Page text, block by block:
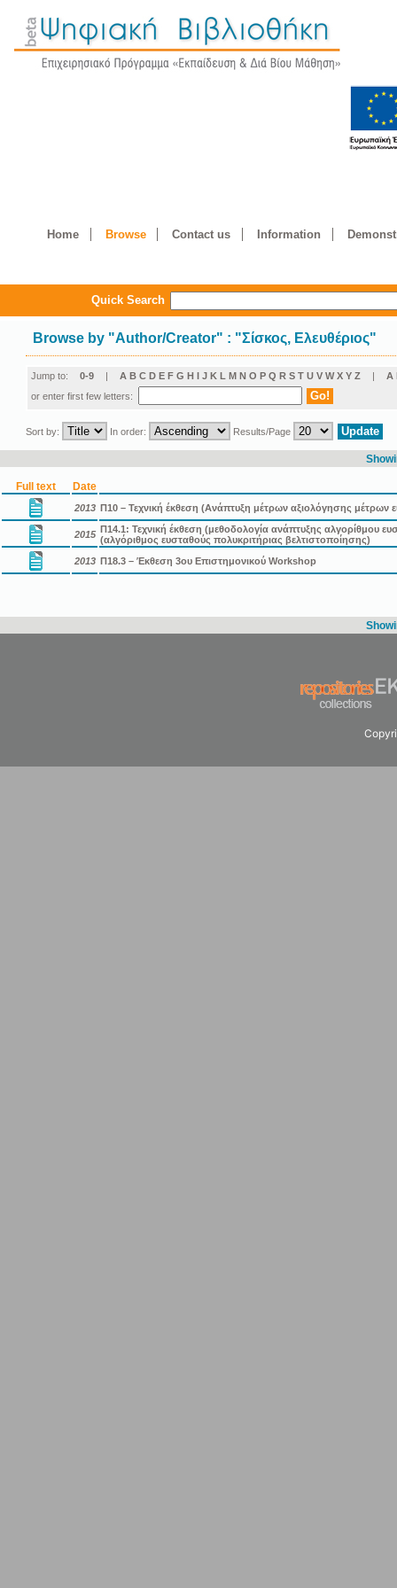
Home Browse Contact us Information
Quick Search
Browse by "Author/Creator" : "Σίσκος, Ελευθέριος"
Jump to: 0-9 | A B C D E F G H I J K L M N O P Q R S T U V W X Y Z | Α
or enter first few letters:
Sort by: In order: Results/Page
Full text Date
2013 Π10 – Τεχνική έκθεση (Ανάπτυξη μέτρων αξιολόγησης
2015 Π14.1: Τεχνική έκθεση (μεθοδολογία ανάπτυξης αλγορίθμου
(αλγόριθμος ευσταθούς πολυκριτήριας βελτιστοποίησης)
2013 Π18.3 – Έκθεση 3ου Επιστημονικού Workshop